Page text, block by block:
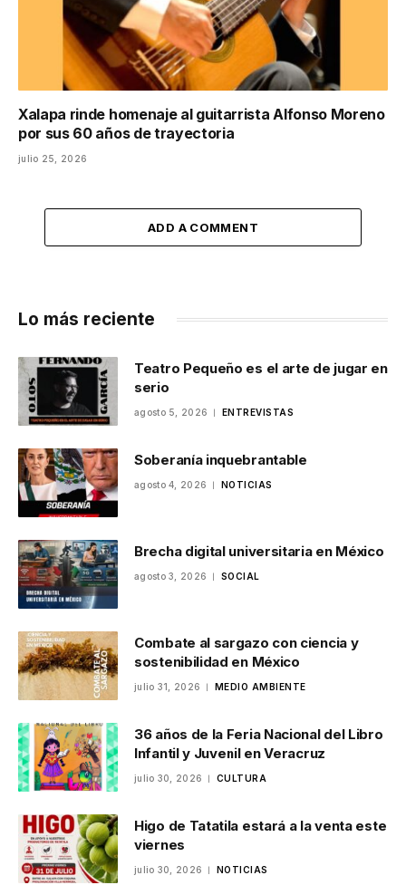
Xalapa rinde homenaje al guitarrista Alfonso Moreno
por sus 60 años de trayectoria
julio 25, 2026
ADD A COMMENT
Lo más reciente
Teatro Pequeño es el arte de jugar en
serio
agosto 5, 2026 ENTREVISTAS
Soberanía inquebrantable
agosto 4, 2026 NOTICIAS
Brecha digital universitaria en México
agosto 3, 2026 SOCIAL
Combate al sargazo con ciencia y
sostenibilidad en México
julio 31, 2026 MEDIO AMBIENTE
36 años de la Feria Nacional del Libro
Infantil y Juvenil en Veracruz
julio 30, 2026 CULTURA
Higo de Tatatila estará a la venta este
viernes
julio 30, 2026 NOTICIAS